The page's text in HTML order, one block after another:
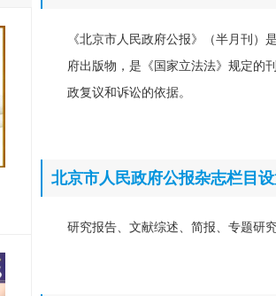
《北京市人民政府公报》（半月刊
府出版物，是《国家立法法》规定的
政复议和诉讼的依据。
北京市人民政府公报杂志栏目
研究报告、文献综述、简报、专题研